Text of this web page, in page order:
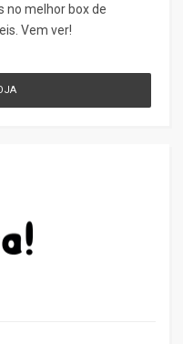
no melhor box de
Vem ver!